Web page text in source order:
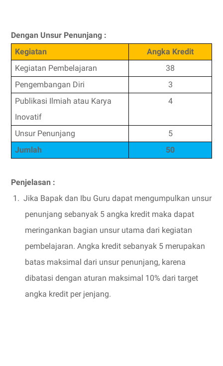
Dengan Unsur Penunjang :
Kegiatan
Angka Kredit
Kegiatan Pembelajaran
38
Pengembangan Diri
3
Publikasi Ilmiah atau Karya
Inovatif
4
Unsur Penunjang
5
Jumlah
50
Penjelasan :
1. Jika Bapak dan Ibu Guru dapat mengumpulkan unsur
penunjang sebanyak 5 angka kredit maka dapat
meringankan bagian unsur utama dari kegiatan
pembelajaran. Angka kredit sebanyak 5 merupakan
batas maksimal dari unsur penunjang, karena
dibatasi dengan aturan maksimal 10% dari target
angka kredit per jenjang.